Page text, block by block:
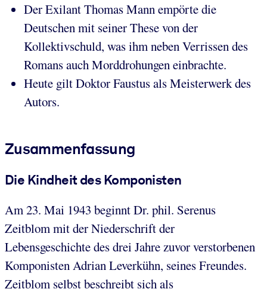
Der Exilant Thomas Mann empörte die
Deutschen mit seiner These von der
Kollektivschuld, was ihm neben Verrissen des
Romans auch Morddrohungen einbrachte.
Heute gilt Doktor Faustus als Meisterwerk des
Autors.
Zusammenfassung
Die Kindheit des Komponisten
Am 23. Mai 1943 beginnt Dr. phil. Serenus
Zeitblom mit der Niederschrift der
Lebensgeschichte des drei Jahre zuvor verstorbenen
Komponisten Adrian Leverkühn, seines Freundes.
Zeitblom selbst beschreibt sich als